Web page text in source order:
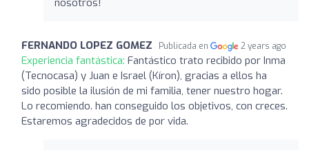
FERNANDO LOPEZ GOMEZ Publicada en 2 years ago
Experiencia fantástica: Fantástico trato recibido por Inma
(Tecnocasa) y Juan e Israel (Kíron), gracias a ellos ha
sido posible la ilusión de mi familia, tener nuestro hogar.
Lo recomiendo. han conseguido los objetivos, con creces.
Estaremos agradecidos de por vida.